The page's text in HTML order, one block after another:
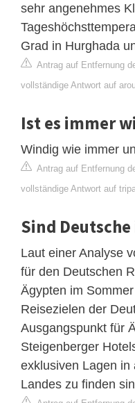
sehr angenehmes
Grad in Hurghada
Antrag auf Entfernung
vollständige Antwort auf
Ist es immer
Windig wie immer
Antrag auf Entfernung
vollständige Antwort auf
Sind
Laut einer Analyse
für den Deutschen
Ägypten im
Reisezielen der
Ausgangspunkt für
Steigenberger
exklusiven Lagen in
Landes zu finden